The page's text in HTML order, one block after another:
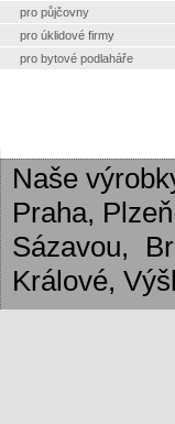
pro půjčovny
pro úklidové firmy
pro bytové podlaháře
Naše
Praha,
Sázavou,
Králové,